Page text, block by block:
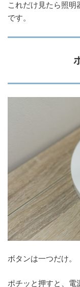
これだけ見たら照明
です。
ボタンは一つだけ。
ポチッと押すと、電